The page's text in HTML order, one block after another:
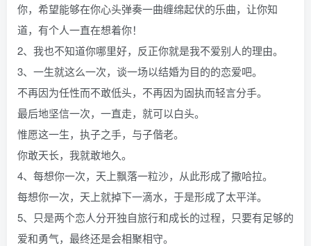
你，希望能够在你心头弹奏一曲缠绵起伏的乐曲，让你知
道，有个人一直在想着你！
2、我也不知道你哪里好，反正你就是我不爱别人的理由。
3、一生就这么一次，谈一场以结婚为目的的恋爱吧。
不再因为任性而不敢低头，不再因为固执而轻言分手。
最后地坚信一次，一直走，就可以白头。
惟愿这一生，执子之手，与子偕老。
你敢天长，我就敢地久。
4、每想你一次，天上飘落一粒沙，从此形成了撒哈拉。
每想你一次，天上就掉下一滴水，于是形成了太平洋。
5、只是两个恋人分开独自旅行和成长的过程，只要有足够的
爱和勇气，最终还是会相聚相守。